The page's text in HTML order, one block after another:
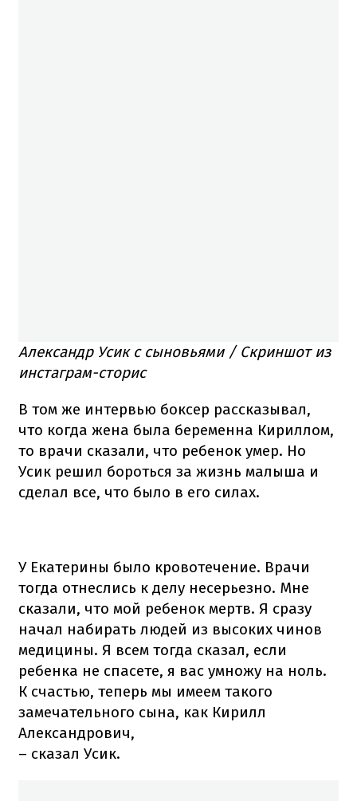
Александр Усик с сыновьями / Скриншот из
инстаграм-сторис
В том же интервью боксер рассказывал,
что когда жена была беременна Кириллом,
то врачи сказали, что ребенок умер. Но
Усик решил бороться за жизнь малыша и
сделал все, что было в его силах.
У Екатерины было кровотечение. Врачи
тогда отнеслись к делу несерьезно. Мне
сказали, что мой ребенок мертв. Я сразу
начал набирать людей из высоких чинов
медицины. Я всем тогда сказал, если
ребенка не спасете, я вас умножу на ноль.
К счастью, теперь мы имеем такого
замечательного сына, как Кирилл
Александрович,
– сказал Усик.